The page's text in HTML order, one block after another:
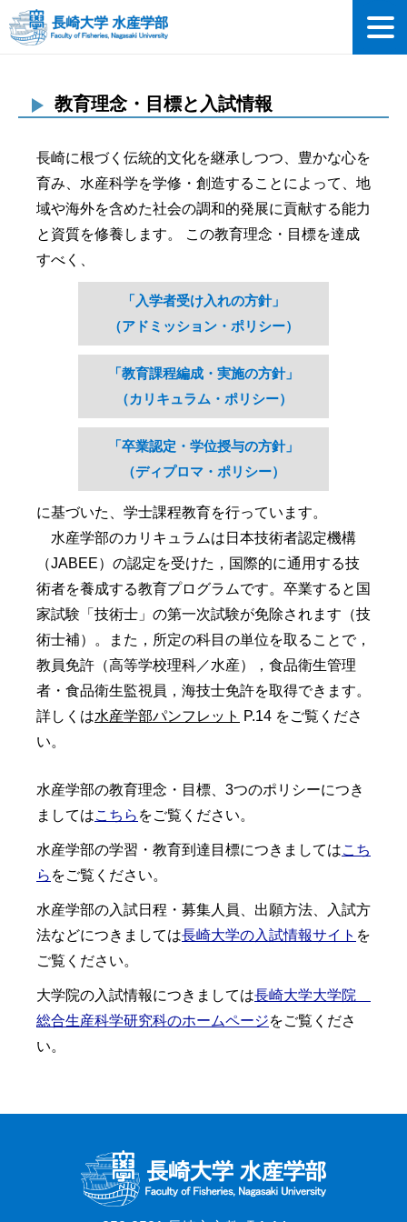
教育理念・目標と入試情報
長崎に根づく伝統的文化を継承しつつ、豊かな心を
育み、水産科学を学修・創造することによって、地
域や海外を含めた社会の調和的発展に貢献する能力
と資質を修養します。 この教育理念・目標を達成
すべく、
「入学者受け入れの方針」
（アドミッション・ポリシー）
「教育課程編成・実施の方針」
（カリキュラム・ポリシー）
「卒業認定・学位授与の方針」
（ディプロマ・ポリシー）
に基づいた、学士課程教育を行っています。
水産学部のカリキュラムは日本技術者認定機構
（JABEE）の認定を受けた，国際的に通用する技
術者を養成する教育プログラムです。卒業すると国
家試験「技術士」の第一次試験が免除されます（技
術士補）。また，所定の科目の単位を取ることで，
教員免許（高等学校理科／水産），食品衛生管理
者・食品衛生監視員，海技士免許を取得できます。
詳しくは水産学部パンフレット P.14 をご覧くださ
い。
水産学部の教育理念・目標、3つのポリシーにつき
ましてはこちら をご覧ください。
水産学部の学習・教育到達目標につきましてはこち
ら をご覧ください。
水産学部の入試日程・募集人員、出願方法、入試方
法などにつきましては長崎大学の入試情報サイト を
ご覧ください。
大学院の入試情報につきましては長崎大学大学院
総合生産科学研究科のホームページをご覧くださ
い。